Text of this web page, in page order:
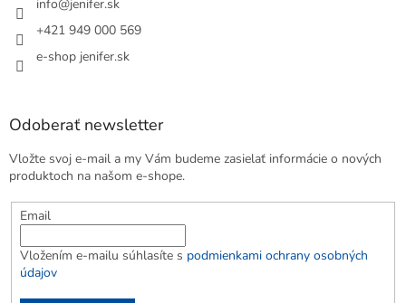
info@jenifer.sk
+421 949 000 569
e-shop jenifer.sk
Odoberať newsletter
Vložte svoj e-mail a my Vám budeme zasielať informácie o nových
produktoch na našom e-shope.
Email
Vložením e-mailu súhlasíte s podmienkami ochrany osobných
údajov